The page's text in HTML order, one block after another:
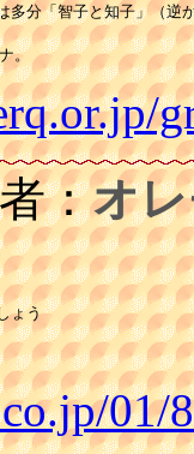
多分「智子と知子」（逆
：オ
ょう
01/